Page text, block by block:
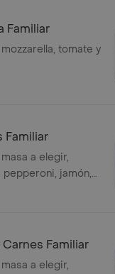
Familiar
tomate y
Familiar
a elegir,
pepperoni, jamón,
aceitunas
Carnes Familiar
a elegir,